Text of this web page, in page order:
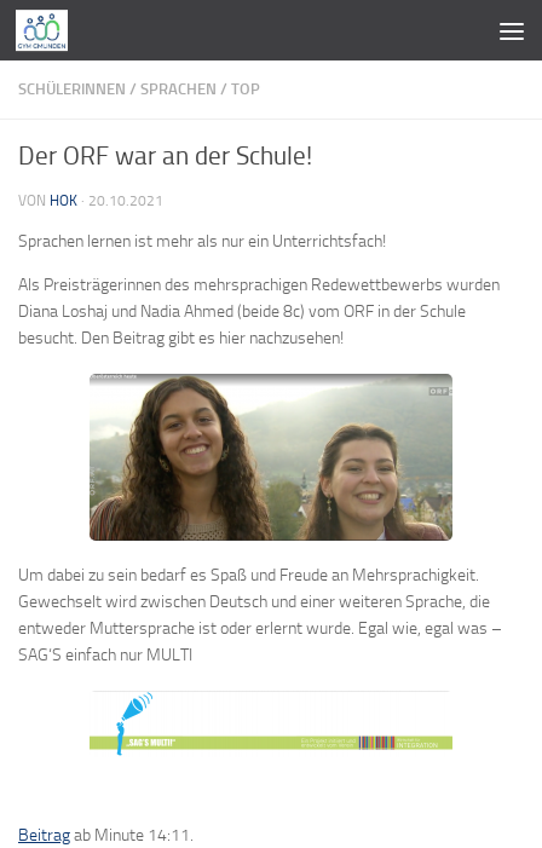
Zum Inhalt springen
SCHÜLERINNEN / SPRACHEN / TOP
Der ORF war an der Schule!
VON HOK · 20.10.2021
Sprachen lernen ist mehr als nur ein Unterrichtsfach!
Als Preisträgerinnen des mehrsprachigen Redewettbewerbs wurden
Diana Loshaj und Nadia Ahmed (beide 8c) vom ORF in der Schule
besucht. Den Beitrag gibt es hier nachzusehen!
Um dabei zu sein bedarf es Spaß und Freude an Mehrsprachigkeit.
Gewechselt wird zwischen Deutsch und einer weiteren Sprache, die
entweder Muttersprache ist oder erlernt wurde. Egal wie, egal was –
SAG‘S einfach nur MULTI
Beitragab Minute 14:11.